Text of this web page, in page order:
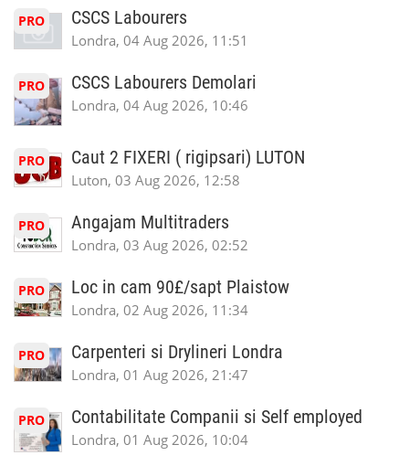
PRO CSCS Labourers
Londra, 04 Aug 2026, 11:51
PRO CSCS Labourers Demolari
Londra, 04 Aug 2026, 10:46
PRO Caut 2 FIXERI ( rigipsari) LUTON
Luton, 03 Aug 2026, 12:58
PRO Angajam Multitraders
Londra, 03 Aug 2026, 02:52
PRO Loc in cam 90£/sapt Plaistow
Londra, 02 Aug 2026, 11:34
PRO Carpenteri si Drylineri Londra
Londra, 01 Aug 2026, 21:47
PRO Contabilitate Companii si Self employed
Londra, 01 Aug 2026, 10:04